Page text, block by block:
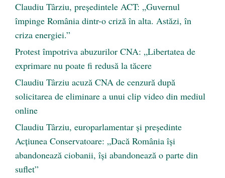
Claudiu Târziu, președintele ACT: „Guvernul
împinge România dintr-o criză în alta. Astăzi, în
criza energiei.”
Protest împotriva abuzurilor CNA: „Libertatea de
exprimare nu poate fi redusă la tăcere
Claudiu Târziu acuză CNA de cenzură după
solicitarea de eliminare a unui clip video din mediul
online
Claudiu Târziu, europarlamentar și președinte
Acțiunea Conservatoare: „Dacă România își
abandonează ciobanii, își abandonează o parte din
suflet”